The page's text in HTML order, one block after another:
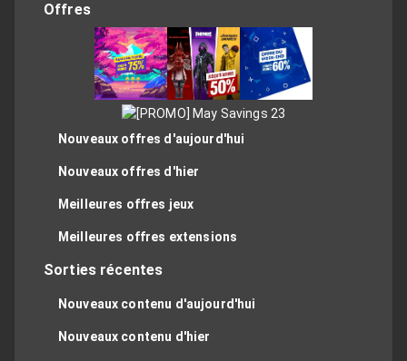
Offres
Nouveaux offres d'aujourd'hui
Nouveaux offres d'hier
Meilleures offres jeux
Meilleures offres extensions
Sorties récentes
Nouveaux contenu d'aujourd'hui
Nouveaux contenu d'hier